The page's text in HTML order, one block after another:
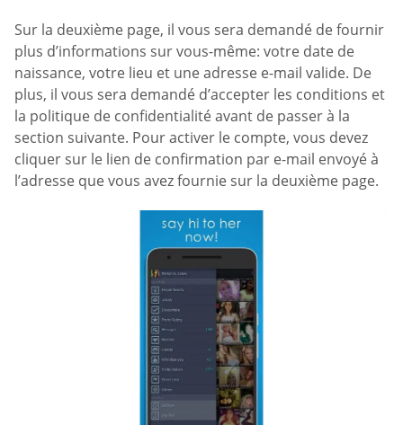
Sur la deuxième page, il vous sera demandé de fournir
plus d’informations sur vous-même: votre date de
naissance, votre lieu et une adresse e-mail valide. De
plus, il vous sera demandé d’accepter les conditions et
la politique de confidentialité avant de passer à la
section suivante. Pour activer le compte, vous devez
cliquer sur le lien de confirmation par e-mail envoyé à
l’adresse que vous avez fournie sur la deuxième page.